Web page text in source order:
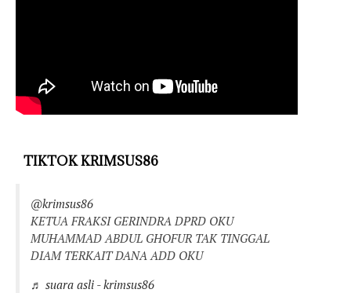
TIKTOK KRIMSUS86
@krimsus86
KETUA FRAKSI GERINDRA DPRD OKU
MUHAMMAD ABDUL GHOFUR TAK TINGGAL
DIAM TERKAIT DANA ADD OKU
♬ suara asli - krimsus86